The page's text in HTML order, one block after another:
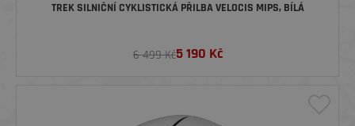
TREK SILNIČNÍ CYKLISTICKÁ PŘILBA VELOCIS MIPS, BÍLÁ
6 499 Kč5 190 Kč